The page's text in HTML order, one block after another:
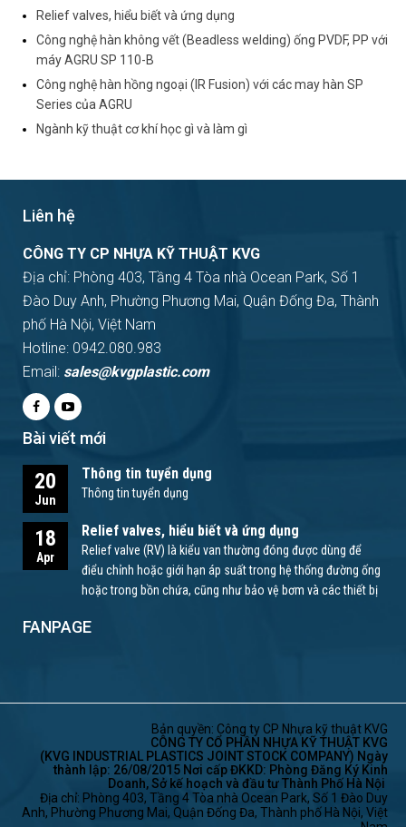
Relief valves, hiểu biết và ứng dụng
Công nghệ hàn không vết (Beadless welding) ống PVDF, PP với
máy AGRU SP 110-B
Công nghệ hàn hồng ngoại (IR Fusion) với các may hàn SP
Series của AGRU
Ngành kỹ thuật cơ khí học gì và làm gì
Liên hệ
CÔNG TY CP NHỰA KỸ THUẬT KVG
Địa chỉ: Phòng 403, Tầng 4 Tòa nhà Ocean Park, Số 1
Đào Duy Anh, Phường Phương Mai, Quận Đống Đa, Thành
phố Hà Nội, Việt Nam
Hotline: 0942.080.983
Email: sales@kvgplastic.com
Bài viết mới
20
Jun
Thông tin tuyển dụng
Thông tin tuyển dụng
18
Apr
Relief valves, hiểu biết và ứng dụng
Relief valve (RV) là kiểu van thường đóng được dùng để
điểu chỉnh hoặc giới hạn áp suất trong hệ thống đường ống
hoặc trong bồn chứa, cũng như bảo vệ bơm và các thiết bị
FANPAGE
Bản quyền: Công ty CP Nhựa kỹ thuật KVG
CÔNG TY CỔ PHẦN NHỰA KỸ THUẬT KVG
(KVG INDUSTRIAL PLASTICS JOINT STOCK COMPANY) Ngày
thành lập: 26/08/2015 Nơi cấp ĐKKD: Phòng Đăng Ký Kinh
Doanh, Sở kế hoạch và đầu tư Thành Phố Hà Nội
Địa chỉ: Phòng 403, Tầng 4 Tòa nhà Ocean Park, Số 1 Đào Duy
Anh, Phường Phương Mai, Quận Đống Đa, Thành phố Hà Nội, Việt